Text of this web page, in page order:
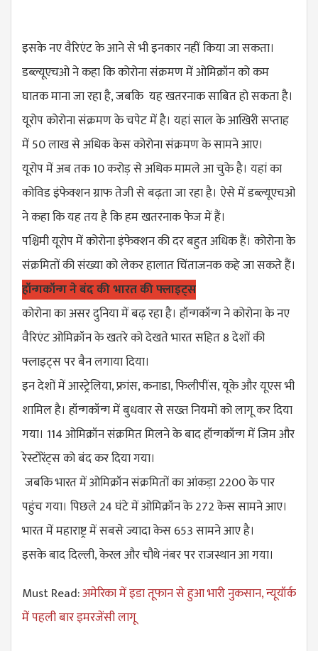
इसके नए वैरिएंट के आने से भी इनकार नहीं किया जा सकता।
डब्ल्यूएचओ ने कहा कि कोरोना संक्रमण में ओमिक्रॉन को कम
घातक माना जा रहा है, जबकि यह खतरनाक साबित हो सकता है।
यूरोप कोरोना संक्रमण के चपेट में है। यहां साल के आखिरी सप्ताह
में 50 लाख से अधिक केस कोरोना संक्रमण के सामने आए।
यूरोप में अब तक 10 करोड़ से अधिक मामले आ चुके है। यहां का
कोविड इंफेक्शन ग्राफ तेजी से बढ़ता जा रहा है। ऐसे में डब्ल्यूएचओ
ने कहा कि यह तय है कि हम खतरनाक फेज में हैं।
पश्चिमी यूरोप में कोरोना इंफेक्शन की दर बहुत अधिक हैं। कोरोना के
संक्रमितों की संख्या को लेकर हालात चिंताजनक कहे जा सकते हैं।
हॉन्गकॉन्ग ने बंद की भारत की फ्लाइट्स
कोरोना का असर ​दुनिया में बढ़ रहा है। हॉन्गकॉन्ग ने कोरोना के नए
वैरिएंट ओमिक्रॉन के खतरे को देखते भारत सहित 8 देशों की
फ्लाइट्स पर बैन लगाया दिया।
इन देशों में आस्ट्रेलिया, फ्रांस, कनाडा, फिलीपींस, यूके और यूएस भी
शामिल है। हॉन्गकॉन्ग में बुधवार से सख्त नियमों को लागू कर दिया
गया। 114 ओमिक्रॉन संक्रमित मिलने के बाद हॉन्गकॉन्ग में जिम और
रेस्टोरेंट्स को बंद कर दिया गया।
जबकि भारत में ओमिक्रॉन संक्रमितों का आंकड़ा 2200 के पार
पहुंच गया। पिछले 24 घंटे में ओमिक्रॉन के 272 केस सामने आए।
भारत में महाराष्ट्र में सबसे ज्यादा केस 653 सामने आए है।
इसके बाद दिल्ली, केरल और चौथे नंबर पर राजस्थान आ गया।
Must Read:अमेरिका में इडा तूफान से हुआ भारी नुकसान, न्यूयॉर्क
में पहली बार इमरजेंसी लागू